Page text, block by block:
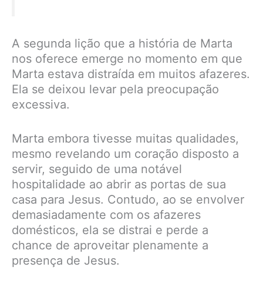
A segunda lição que a história de Marta
nos oferece emerge no momento em que
Marta estava distraída em muitos afazeres.
Ela se deixou levar pela preocupação
excessiva.
Marta embora tivesse muitas qualidades,
mesmo revelando um coração disposto a
servir, seguido de uma notável
hospitalidade ao abrir as portas de sua
casa para Jesus. Contudo, ao se envolver
demasiadamente com os afazeres
domésticos, ela se distrai e perde a
chance de aproveitar plenamente a
presença de Jesus.